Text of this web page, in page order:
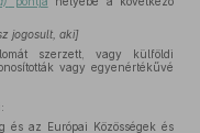
jogosult, aki]
szerzett, vagy külföldi
vagy egyenértékűvé
és az Európai Közösségek és